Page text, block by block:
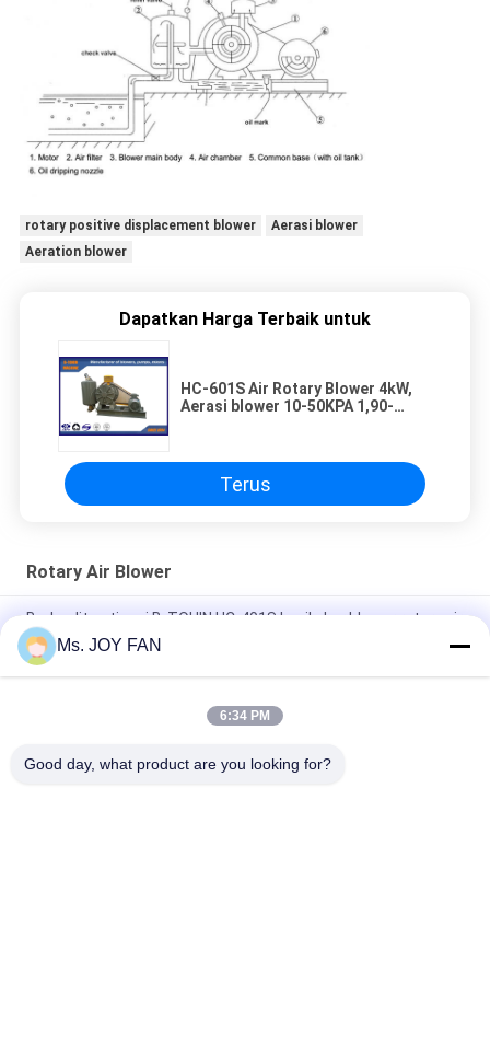
rotary positive displacement blower
Aerasi blower
Aeration blower
Dapatkan Harga Terbaik untuk
HC-601S Air Rotary Blower 4kW,
Aerasi blower 10-50KPA 1,90-
Terus
Rotary Air Blower
Berkualitas tinggi B-TOHIN HC-401S kecil akar blower rotary air
blower
DN80 Rotary Air Blower, blower perawatan blower noise rendah
0.35-0.31m3 / min Air Rotary Blower, sabuk pengaman HC-30S
Ms. JOY FAN
6:34 PM
Good day, what product are you looking for?